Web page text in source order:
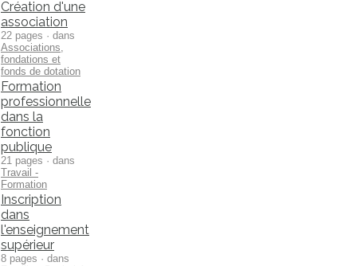
Création d'une
association
22 pages · dans
Associations,
fondations et
fonds de dotation
Formation
professionnelle
dans la
fonction
publique
21 pages · dans
Travail -
Formation
Inscription
dans
l'enseignement
supérieur
8 pages · dans